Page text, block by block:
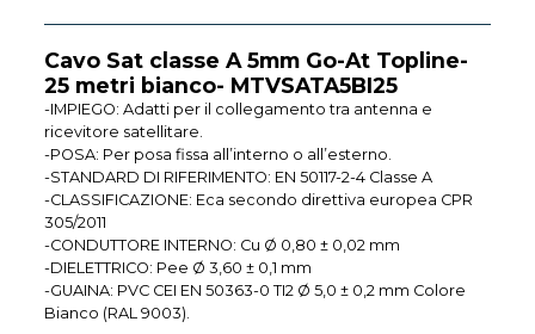
Cavo Sat classe A 5mm Go-At Topline-
25 metri bianco- MTVSATA5BI25
-IMPIEGO: Adatti per il collegamento tra antenna e
ricevitore satellitare.
-POSA: Per posa fissa all’interno o all’esterno.
-STANDARD DI RIFERIMENTO: EN 50117-2-4 Classe A
-CLASSIFICAZIONE: Eca secondo direttiva europea CPR
305/2011
-CONDUTTORE INTERNO: Cu Ø 0,80 ± 0,02 mm
-DIELETTRICO: Pee Ø 3,60 ± 0,1 mm
-GUAINA: PVC CEI EN 50363-0 TI2 Ø 5,0 ± 0,2 mm Colore
Bianco (RAL 9003).